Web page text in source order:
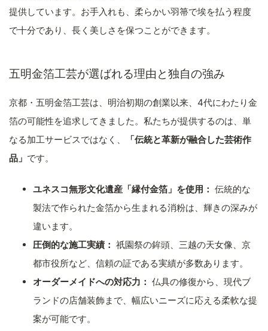
提供しています。お手入れも、柔らかい羽箒で埃を払う程度
で十分であり、長く美しさを保つことができます。
五明金箔工芸が選ばれる理由と独自の強み
京都・五明金箔工芸は、明治初期の創業以来、4代にわたり金
箔の可能性を追求してきました。私たちが提供するのは、単
なる加工サービスではなく、
「伝統と革新が融合した芸術作
品」 です。
ユネスコ無形文化遺産「縁付金箔」を使用： 伝統的な
製法で作られた金箔から生まれる消粉は、輝きの深みが
違います。
圧倒的な施工実績： 祇園祭の鉾頭、三越の天女像、京
都市役所など、信頼の証である実績が多数あります。
オーダーメイドへの対応力： 仏具の修復から、現代ブ
ランドの店舗装飾まで、幅広いニーズに応える柔軟な提
案が可能です。